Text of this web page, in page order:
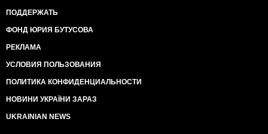
ПОДДЕРЖАТЬ
ФОНД ЮРИЯ БУТУСОВА
РЕКЛАМА
УСЛОВИЯ ПОЛЬЗОВАНИЯ
ПОЛИТИКА КОНФИДЕНЦИАЛЬНОСТИ
НОВИНИ УКРАЇНИ ЗАРАЗ
UKRAINIAN NEWS